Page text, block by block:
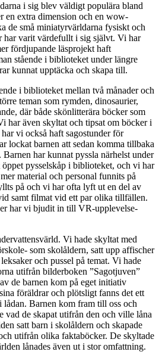
i sig blev väldigt populära bland
en extra dimension och en wow-
de små miniatyrvärldarna fysiskt och
har varit värdefullt i sig självt. Vi har
fördjupande läsprojekt haft
stående i biblioteket under längre
kunnat upptäcka och skapa till.
i biblioteket mellan två månader och
teman som rymden, dinosaurier,
där både skönlitterära böcker som
har även skyltat och tipsat om böcker i
vi också haft sagostunder för
lockat barnen att sedan komma tillbaka
har kunnat pyssla närhelst under
pysselskåp i biblioteket, och vi har
material och personal funnits på
på och vi har ofta lyft ut en del av
samt filmat vid ett par olika tillfällen.
har vi bjudit in till VR-upplevelse-
Vi hade skyltat med
som skolåldern, satt upp affischer
och pussel på temat. Vi hade
utifrån bilderboken ”Sagotjuven”
de barnen kom på eget initiativ
föräldrar och plötsligt fanns det ett
Barnen kom fram till oss och
vad de skapat utifrån den och ville låna
satt barn i skolåldern och skapade
utifrån olika faktaböcker. De skyltade
lånades även ut i stor omfattning.